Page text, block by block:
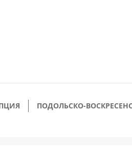
ПОДОЛЬСКО-